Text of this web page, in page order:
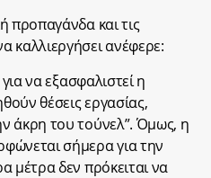
προπαγάνδα και τις
καλλιεργήσει ανέφερε:
να εξασφαλιστεί η
θέσεις εργασίας,
άκρη του τούνελ”. Όμως, η
σήμερα για την
μέτρα δεν πρόκειται να